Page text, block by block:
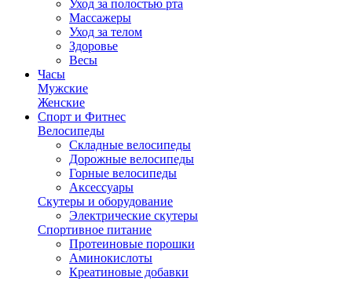
Уход за полостью рта
Массажеры
Уход за телом
Здоровье
Весы
Часы
Мужские
Женские
Спорт и Фитнес
Велосипеды
Складные велосипеды
Дорожные велосипеды
Горные велосипеды
Аксессуары
Скутеры и оборудование
Электрические скутеры
Спортивное питание
Протеиновые порошки
Аминокислоты
Креатиновые добавки